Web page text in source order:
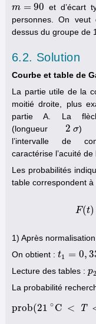
m = 90
m= 90 et d’écart
personnes. On
dessus du groupe de
6.2. Solution
Courbe et table de
La partie utile de la
moitié droite, plus
partie A. La
(longueur 2 σ
2 σ)
l’intervalle de
caractérise l’acuité de
Les probabilités
table correspondent
F(t)F
1) Après normalisation
On obtient : t1 = 0,
t1 =0, 33
Lecture des tables : p
p
La probabilité
prob(21 ∘ C < T
prob 21 ∘C <